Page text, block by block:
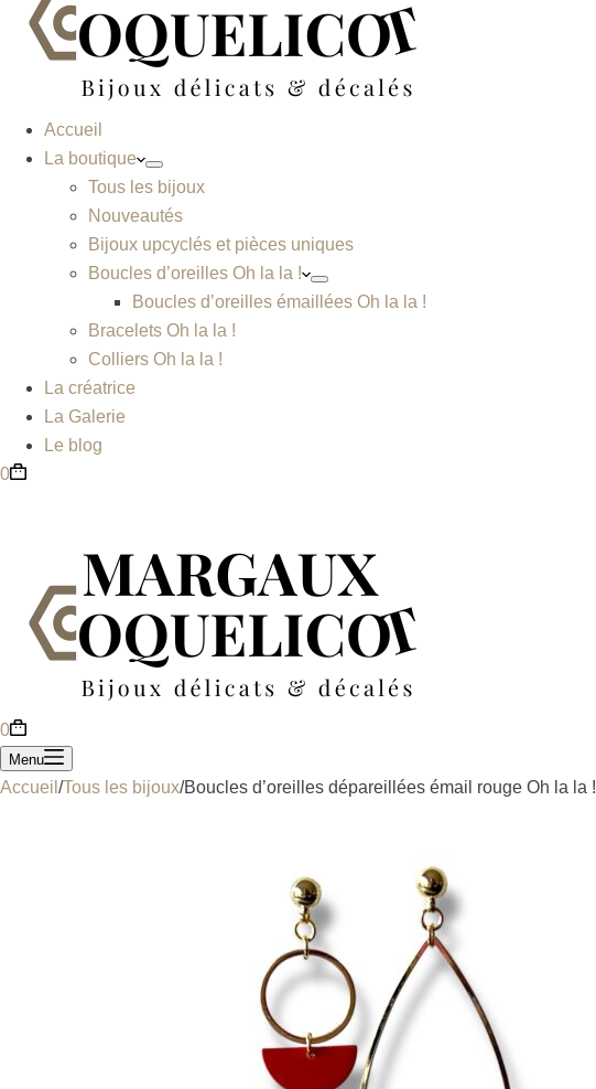
Accueil
La boutique
Tous les bijoux
Nouveautés
Bijoux upcyclés et pièces uniques
Boucles d’oreilles Oh la la !
Boucles d’oreilles émaillées Oh la la !
Bracelets Oh la la !
Colliers Oh la la !
La créatrice
La Galerie
Le blog
0
0
Menu
Accueil /Tous les bijoux/Boucles d’oreilles dépareillées émail rouge Oh la la !